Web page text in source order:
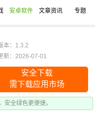
安卓软件 文章资讯 专题
安全下载
需下载应用市场
安全绿色更便捷。
本：1.3.2
新：2026-07-01